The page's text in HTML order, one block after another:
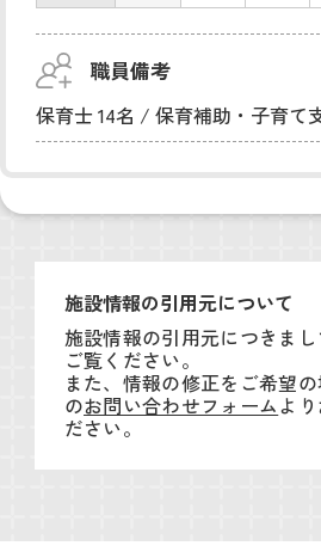
職員備考
保育士 14名 / 保育補助・子育て
施設情報の引用元について
施設情報の引用元につきまし
ご覧ください。
また、情報の修正をご希望
のお問い合わせフォームよ
ださい。